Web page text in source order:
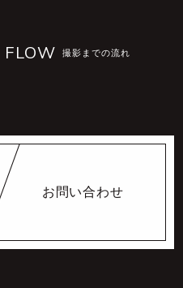
FLOW
お問い合わせ